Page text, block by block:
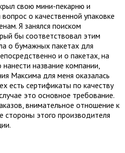
свою мини-пекарню и
о качественной упаковке
Я занялся поиском
бы соответствовал этим
о бумажных пакетах для
и о пакетах, на
название компании,
Максима для меня оказалась
есть сертификаты по качеству
это основное требование.
внимательное отношение к
стороны этого производителя